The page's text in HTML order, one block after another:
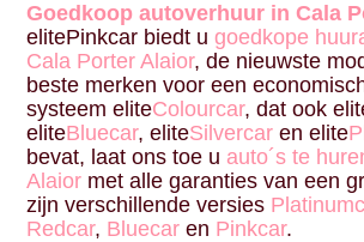
Goedkoop autoverhuur in Cala
elitePinkcar biedt ugoedkope
Cala Porter Alaior, de nieuwste
beste merken voor een
systeem eliteColourcar, dat ook
eliteBluecar, eliteSilvercar en elite
bevat, laat ons toe u auto´s te
Alaior met alle garanties van een
zijn verschillende versies
Redcar, Bluecar en Pinkcar.